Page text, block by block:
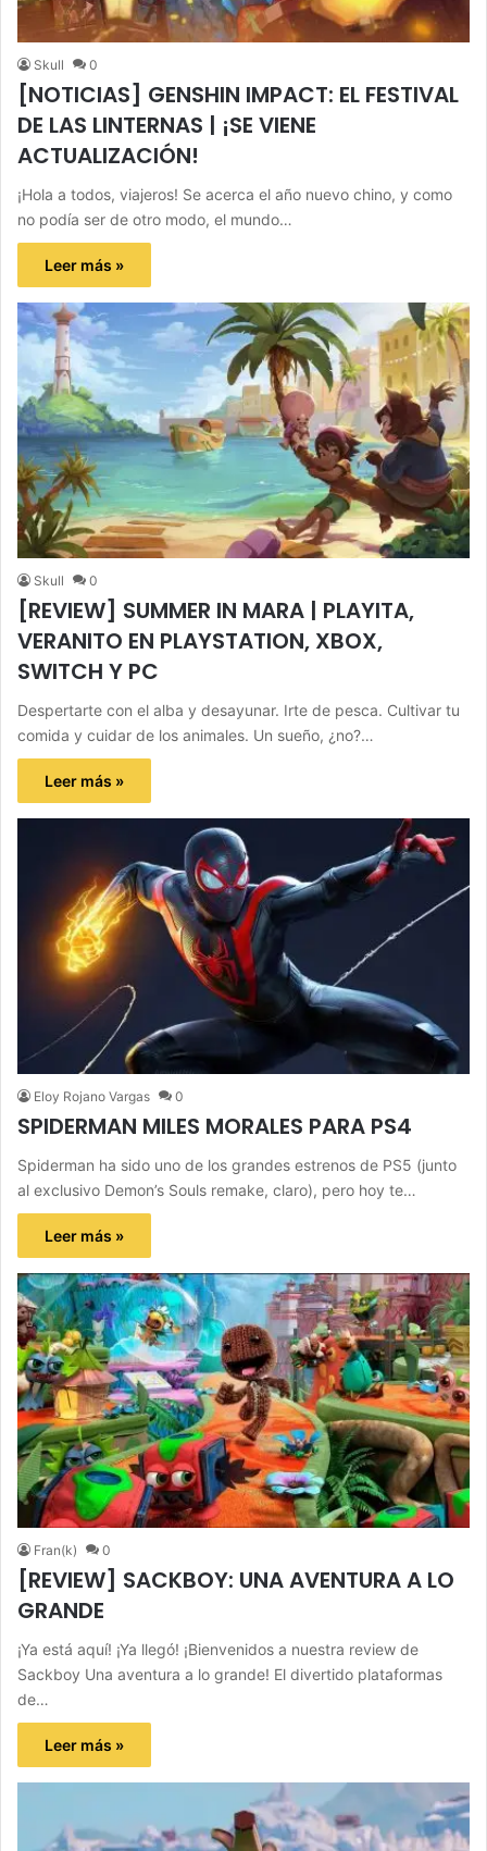
Skull 0
[NOTICIAS] GENSHIN IMPACT: EL FESTIVAL
DE LAS LINTERNAS | ¡SE VIENE
ACTUALIZACIÓN!
¡Hola a todos, viajeros! Se acerca el año nuevo chino, y como
no podía ser de otro modo, el mundo…
Leer más »
Skull 0
[REVIEW] SUMMER IN MARA | PLAYITA,
VERANITO EN PLAYSTATION, XBOX,
SWITCH Y PC
Despertarte con el alba y desayunar. Irte de pesca. Cultivar tu
comida y cuidar de los animales. Un sueño, ¿no?…
Leer más »
Eloy Rojano Vargas 0
SPIDERMAN MILES MORALES PARA PS4
Spiderman ha sido uno de los grandes estrenos de PS5 (junto
al exclusivo Demon’s Souls remake, claro), pero hoy te…
Leer más »
Fran(k) 0
[REVIEW] SACKBOY: UNA AVENTURA A LO
GRANDE
¡Ya está aquí! ¡Ya llegó! ¡Bienvenidos a nuestra review de
Sackboy Una aventura a lo grande! El divertido plataformas
de…
Leer más »